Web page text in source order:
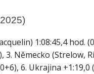
1:08:45,4
Německo (Strelow,
6. Ukrajina +1:19,0